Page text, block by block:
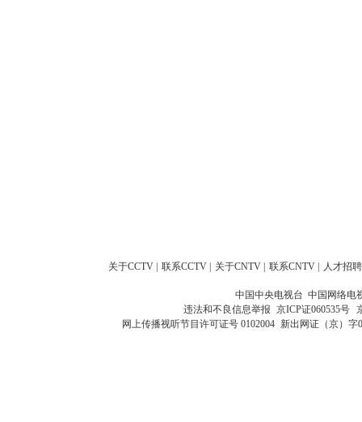
关于CCTV 联系CCTV 关于CNTV 联系CNTV 人才招聘
中国中央电视台 中国网络电
违法和不良信息举报 京ICP证060535号
网上传播视听节目许可证号 0102004 新出网证（京）